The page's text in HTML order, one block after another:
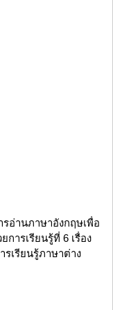
อ่านภาษาอังกฤษเพื่อ
ารเรียนรู้ที่ 6 เรื่อง
รเรียนรู้ภาษาต่าง